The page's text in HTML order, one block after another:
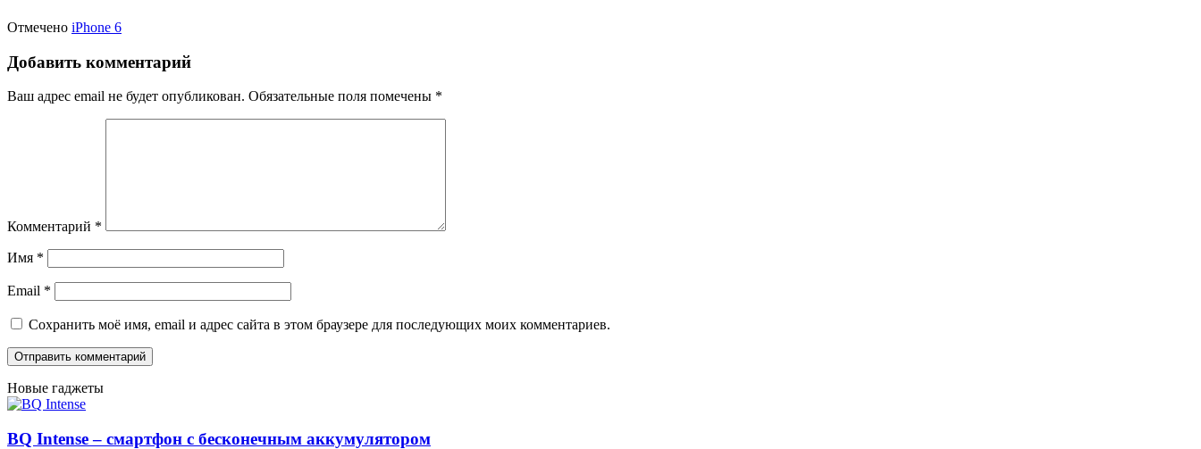
Отмечено iPhone 6
Добавить комментарий
Ваш адрес email не будет опубликован. Обязательные поля помечены *
Комментарий *
Имя *
Email *
Сохранить моё имя, email и адрес сайта в этом браузере для последующих моих комментариев.
Новые гаджеты
BQ Intense – смартфон с бесконечным аккумулятором